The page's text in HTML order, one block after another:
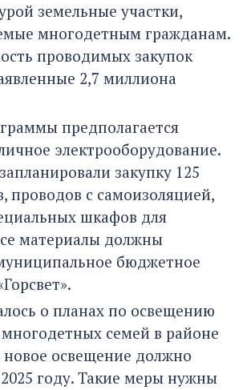
земельные участки,
многодетным гражданам.
проводимых закупок
2,7 миллиона
предполагается
электрооборудование.
закупку 125
проводов с самоизоляцией,
шкафов для
материалы должны
бюджетное
о планах по освещению
многодетных семей в районе
освещение должно
2025 году. Такие меры нужны